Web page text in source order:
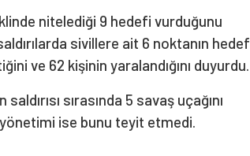
nitelediği 9 hedefi vurduğunu
sivillere ait 6 noktanın hedef
ve 62 kişinin yaralandığını duyurdu.
sırasında 5 savaş uçağını
ise bunu teyit etmedi.